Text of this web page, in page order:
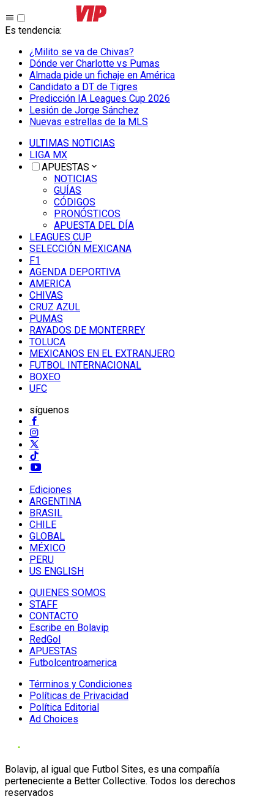
Es tendencia:
¿Milito se va de Chivas?
Dónde ver Charlotte vs Pumas
Almada pide un fichaje en América
Candidato a DT de Tigres
Predicción IA Leagues Cup 2026
Lesión de Jorge Sánchez
Nuevas estrellas de la MLS
ULTIMAS NOTICIAS
LIGA MX
APUESTAS
NOTICIAS
GUÍAS
CÓDIGOS
PRONÓSTICOS
APUESTA DEL DÍA
LEAGUES CUP
SELECCIÓN MEXICANA
F1
AGENDA DEPORTIVA
AMERICA
CHIVAS
CRUZ AZUL
PUMAS
RAYADOS DE MONTERREY
TOLUCA
MEXICANOS EN EL EXTRANJERO
FUTBOL INTERNACIONAL
BOXEO
UFC
síguenos
Ediciones
ARGENTINA
BRASIL
CHILE
GLOBAL
MÉXICO
PERU
US ENGLISH
QUIENES SOMOS
STAFF
CONTACTO
Escribe en Bolavip
RedGol
APUESTAS
Futbolcentroamerica
Términos y Condiciones
Políticas de Privacidad
Política Editorial
Ad Choices
Bolavip, al igual que Futbol Sites, es una compañía
perteneciente a Better Collective. Todos los derechos
reservados